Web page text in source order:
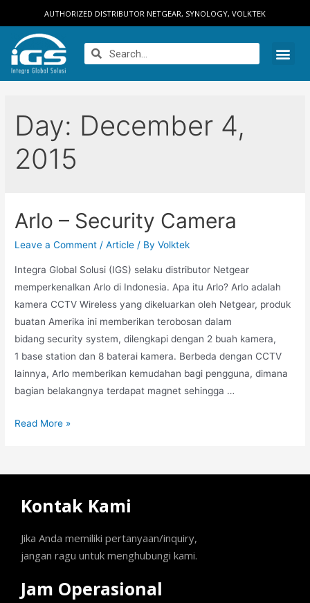
AUTHORIZED DISTRIBUTOR NETGEAR, SYNOLOGY, VOLKTEK
Day: December 4,
2015
Arlo – Security Camera
Leave a Comment /Article / ByVolktek
Integra Global Solusi (IGS) selaku distributor Netgear
memperkenalkan Arlo di Indonesia. Apa itu Arlo? Arlo adalah
kamera CCTV Wireless yang dikeluarkan oleh Netgear, produk
buatan Amerika ini memberikan terobosan dalam
bidang security system, dilengkapi dengan 2 buah kamera,
1 base station dan 8 baterai kamera. Berbeda dengan CCTV
lainnya, Arlo memberikan kemudahan bagi pengguna, dimana
bagian belakangnya terdapat magnet sehingga …
Read More »
Kontak Kami
Jika Anda memiliki pertanyaan/inquiry,
jangan ragu untuk menghubungi kami.
Jam Operasional